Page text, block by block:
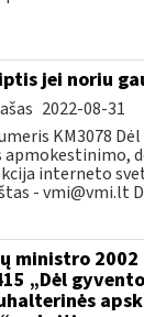
jei noriu
2022-08-31
KM3078
apmokestinimo,
interneto
-vmi@vmi.lt
ministro
„Dėl